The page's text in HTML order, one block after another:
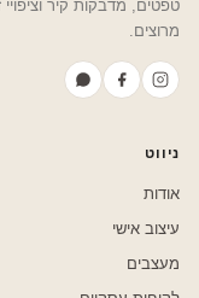
מרוצים.
ניווט
אודות
עיצוב אישי
מעצבים